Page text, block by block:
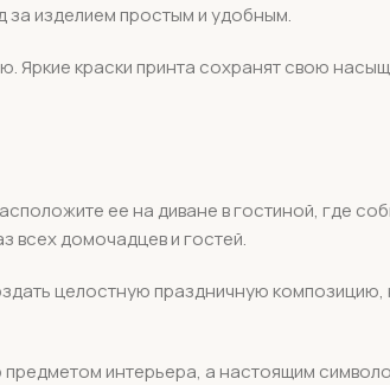
за изделием простым и удобным.
Яркие краски принта сохранят свою
ее на диване в гостиной, где
всех домочадцев и гостей.
целостную праздничную
интерьера, а настоящим